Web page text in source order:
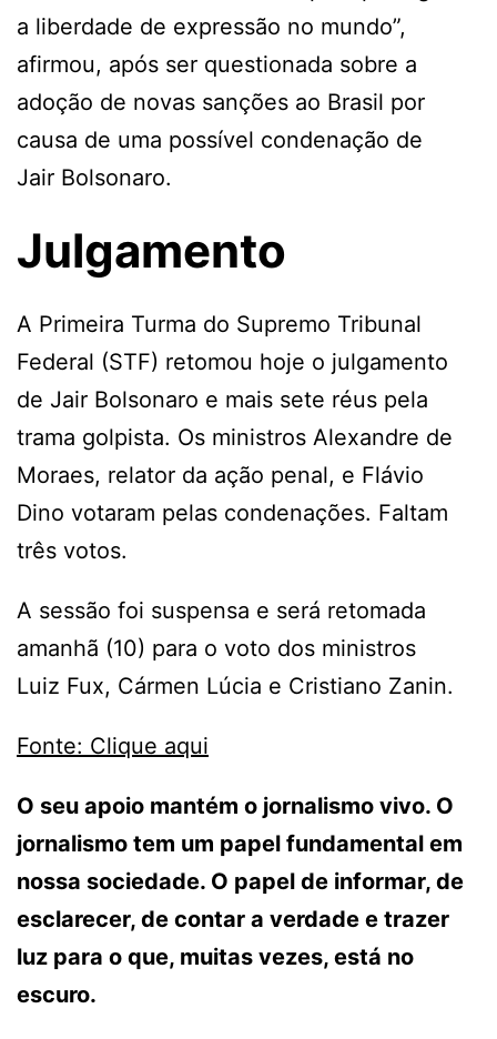
a liberdade de expressão no mundo”,
afirmou, após ser questionada sobre a
adoção de novas sanções ao Brasil por
causa de uma possível condenação de
Jair Bolsonaro.
Julgamento
A Primeira Turma do Supremo Tribunal
Federal (STF) retomou hoje o julgamento
de Jair Bolsonaro e mais sete réus pela
trama golpista. Os ministros Alexandre de
Moraes, relator da ação penal, e Flávio
Dino votaram pelas condenações. Faltam
três votos.
A sessão foi suspensa e será retomada
amanhã (10) para o voto dos ministros
Luiz Fux, Cármen Lúcia e Cristiano Zanin.
Fonte: Clique aqui
O seu apoio mantém o jornalismo vivo. O
jornalismo tem um papel fundamental em
nossa sociedade. O papel de informar, de
esclarecer, de contar a verdade e trazer
luz para o que, muitas vezes, está no
escuro.